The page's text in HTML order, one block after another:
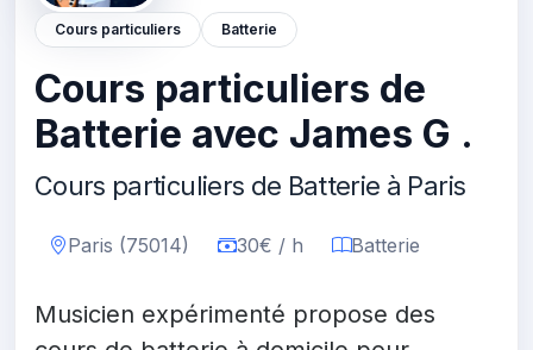
Cours particuliers Batterie
Cours particuliers de
Batterie avec James G .
Cours particuliers de Batterie à Paris
Paris (75014) 30€ / h Batterie
Musicien expérimenté propose des